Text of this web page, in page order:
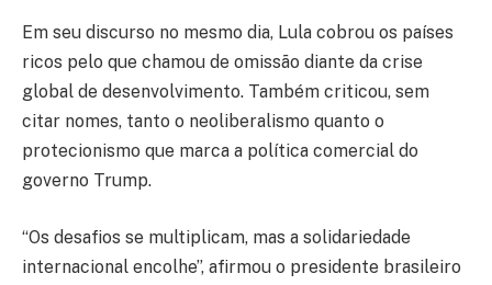
Em seu discurso no mesmo dia, Lula cobrou os países
ricos pelo que chamou de omissão diante da crise
global de desenvolvimento. Também criticou, sem
citar nomes, tanto o neoliberalismo quanto o
protecionismo que marca a política comercial do
governo Trump.
“Os desafios se multiplicam, mas a solidariedade
internacional encolhe”, afirmou o presidente brasileiro